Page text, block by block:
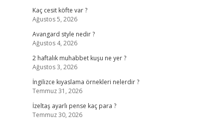
Kaç cesit köfte var ?
Ağustos 5, 2026
Avangard style nedir ?
Ağustos 4, 2026
2 haftalık muhabbet kuşu ne yer ?
Ağustos 3, 2026
İngilizce kıyaslama örnekleri nelerdir ?
Temmuz 31, 2026
İzeltaş ayarlı pense kaç para ?
Temmuz 30, 2026